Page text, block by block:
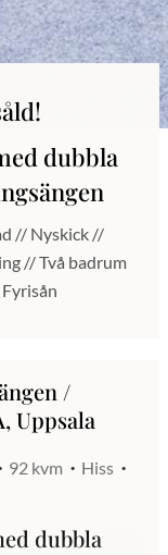
dubbla
// Nyskick //
// Två badrum
/
Uppsala
92 kvm
Hiss
dubbla